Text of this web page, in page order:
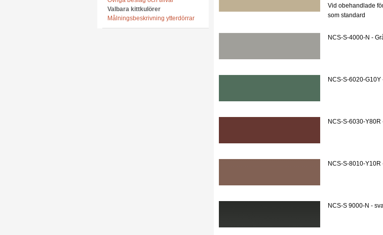
Valbara kittkulörer
Målningsbeskrivning ytterdörrar
Vid obehandlade
som standard
NCS-S-4000-N -
NCS-S-6020-G10Y
NCS-S-6030-Y80R
NCS-S-8010-Y10R
NCS-S 9000-N -